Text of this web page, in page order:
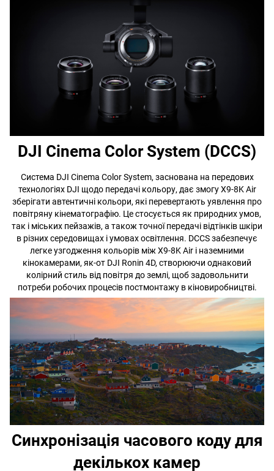
DJI Cinema Color System (DCCS)
Система DJI Cinema Color System, заснована на передових
технологіях DJI щодо передачі кольору, дає змогу X9-8K Air
зберігати автентичні кольори, які перевертають уявлення про
повітряну кінематографію. Це стосується як природних умов,
так і міських пейзажів, а також точної передачі відтінків шкіри
в різних середовищах і умовах освітлення. DCCS забезпечує
легке узгодження кольорів між X9-8K Air і наземними
кінокамерами, як-от DJI Ronin 4D, створюючи однаковий
колірний стиль від повітря до землі, щоб задовольнити
потреби робочих процесів постмонтажу в кіновиробництві.
Синхронізація часового коду для
декількох камер